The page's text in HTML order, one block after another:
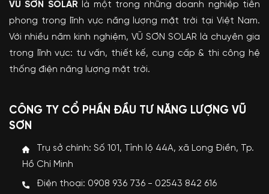
VŨ SƠN SOLAR là một trong những doanh nghiệp tiên
phong trong lĩnh vực năng lượng mặt trời tại Việt Nam.
Với nhiều năm kinh nghiệm, VŨ SƠN SOLAR là chuyên gia
trong lĩnh vực: tư vấn, thiết kế, cung cấp & thi công hệ
thống điện năng lượng mặt trời.
CÔNG TY CỔ PHẦN ĐẦU TƯ NĂNG LƯỢNG VŨ
SƠN
Trụ sở chính: Số 101, Tỉnh lộ 44A, xã Long Điền, Tp.
Hồ Chí Minh
Điện thoại: 0908 936 736 - 02543 842 616